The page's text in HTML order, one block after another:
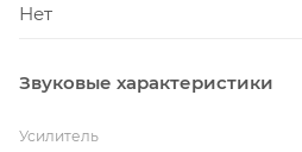
Нет
Звуковые характеристики
Усилитель